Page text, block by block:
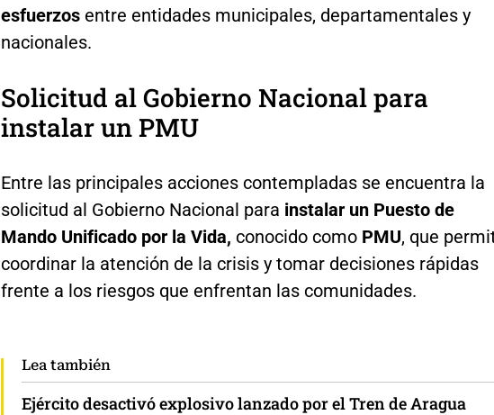
esfuerzosentre entidades municipales, departamentales y
nacionales.
Solicitud al Gobierno Nacional para
instalar un PMU
Entre las principales acciones contempladas se encuentra la
solicitud al Gobierno Nacional para instalar un Puesto de
Mando Unificado por la Vida, conocido como PMU, que
coordinar la atención de la crisis y tomar decisiones rápidas
frente a los riesgos que enfrentan las comunidades.
Lea también
Ejército desactivó explosivo lanzado por el Tren de Aragua